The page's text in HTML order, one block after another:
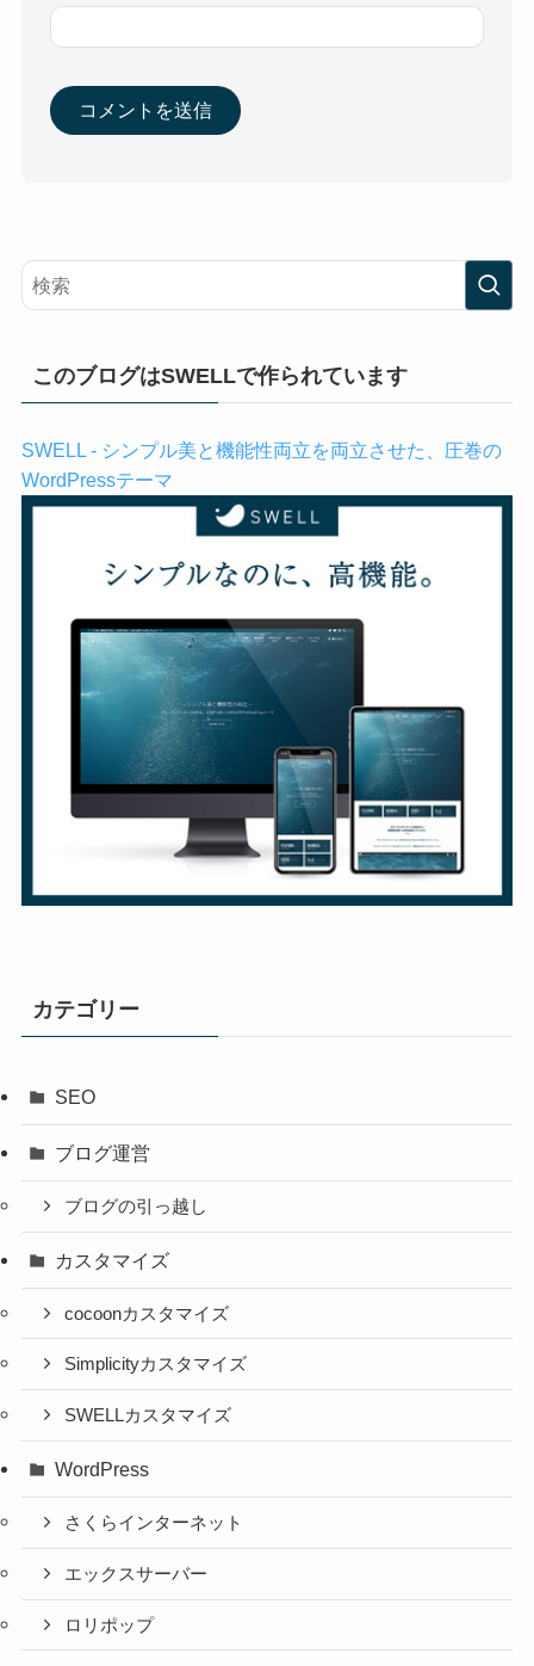
このブログはSWELLで作られています
SWELL - シンプル美と機能性両立を両立させた、圧巻の
WordPressテーマ
カテゴリー
SEO
ブログ運営
ブログの引っ越し
カスタマイズ
cocoonカスタマイズ
Simplicityカスタマイズ
SWELLカスタマイズ
WordPress
さくらインターネット
エックスサーバー
ロリポップ